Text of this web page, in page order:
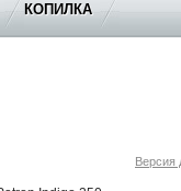
КОПИЛКА
Версия